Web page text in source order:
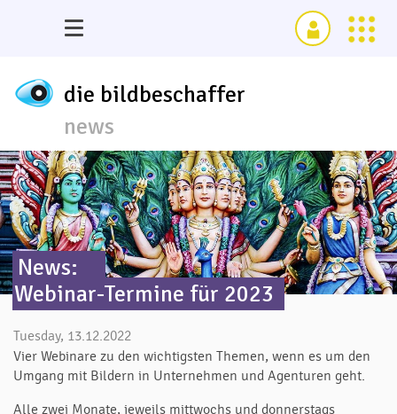
die bildbeschaffer
news
News:
Webinar-Termine für 2023
Tuesday, 13.12.2022
Vier Webinare zu den wichtigsten Themen, wenn es um den
Umgang mit Bildern in Unternehmen und Agenturen geht.
Alle zwei Monate, jeweils mittwochs und donnerstags